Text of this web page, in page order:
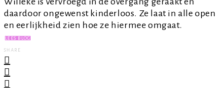
daardoor ongewenst kinderloos. Ze laat in alle open
en eerlijkheid zien hoe ze hiermee omgaat.
LEES BLOG
SHARE